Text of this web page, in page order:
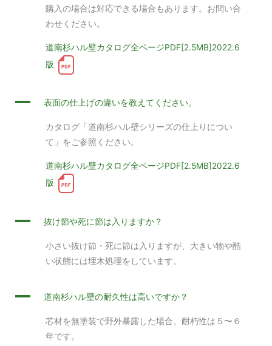
購入の場合は対応できる場合もあります。お問い合
わせください。
道南杉ハル壁カタログ全ページPDF[2.5MB]2022.6
版
A 表面の仕上げの違いを教えてください。
カタログ「道南杉ハル壁シリーズの仕上りについ
て」をご参照ください。
道南杉ハル壁カタログ全ページPDF[2.5MB]2022.6
版
A 抜け節や死に節は入りますか？
小さい抜け節・死に節は入りますが、大きい物や酷
い状態には埋木処理をしています。
A 道南杉ハル壁の耐久性は高いですか？
芯材を無塗装で野外暴露した場合、耐朽性は５〜６
年です。